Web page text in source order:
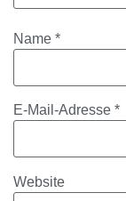
Name *
E-Mail-Adresse *
Website